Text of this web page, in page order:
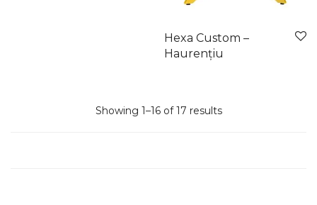
Hexa Custom –
Haurențiu
Showing 1–16 of 17 results